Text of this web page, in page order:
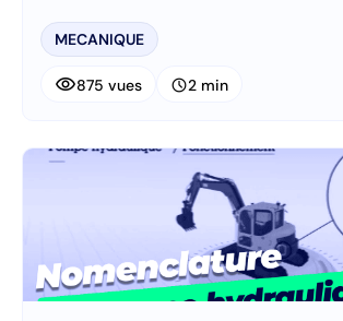
MECANIQUE
visibility875 vues schedule2 min